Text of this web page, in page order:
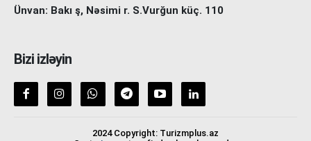
Ünvan: Bakı ş, Nəsimi r. S.Vurğun küç. 110
Bizi izləyin
2024 Copyright: Turizmplus.az